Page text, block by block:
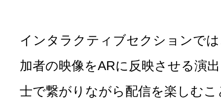
インタラクティブセクションで
加者の映像をARに反映させる演
士で繋がりながら配信を楽しむ